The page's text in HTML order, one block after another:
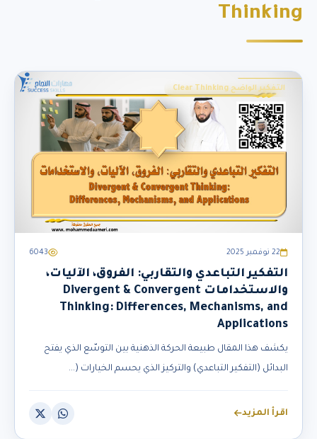
Thinking
التفكير الواضح Clear Thinking
22 نوفمبر 2025 6043
التفكير التباعدي والتقاربي: الفروق، الآليات،
والاستخدامات Divergent & Convergent
Thinking: Differences, Mechanisms, and
Applications
يكشف هذا المقال طبيعة الحركة الذهنية بين التوسّع الذي يفتح
البدائل (التفكير التباعدي) والتركيز الذي يحسم الخيارات (...
اقرأ المزيد